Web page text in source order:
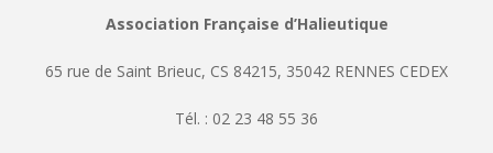
Association Française d’Halieutique
65 rue de Saint Brieuc, CS 84215, 35042 RENNES CEDEX
Tél. : 02 23 48 55 36